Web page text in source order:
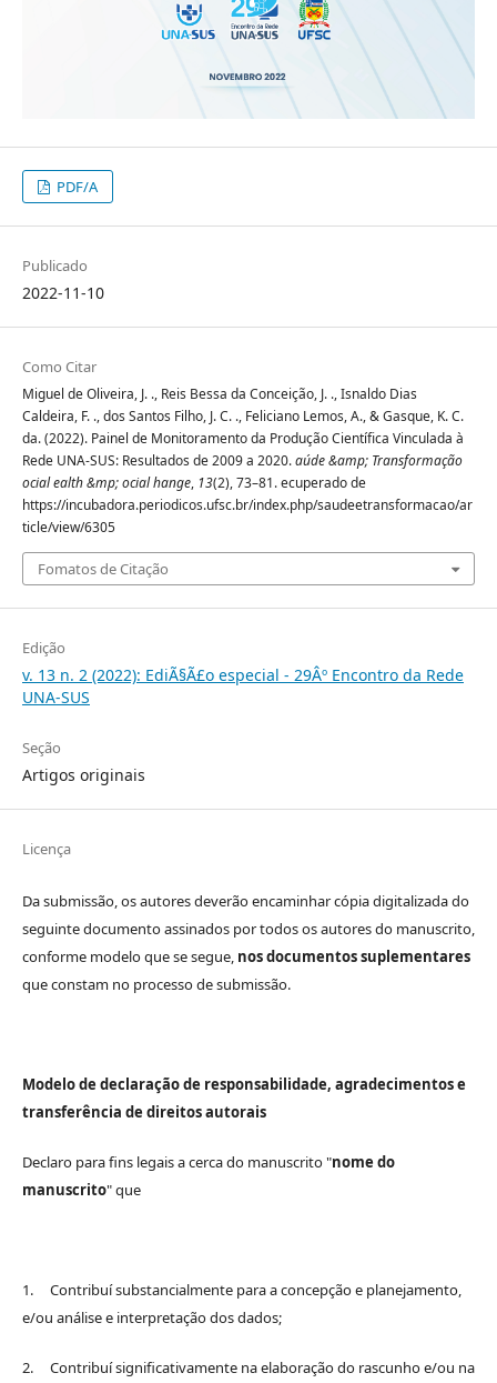
PDF/A
Publicado
2022-11-10
Como Citar
Miguel de Oliveira, J. ., Reis Bessa da Conceição, J. ., Isnaldo Dias
Caldeira, F. ., dos Santos Filho, J. C. ., Feliciano Lemos, A., & Gasque, K. C.
da. (2022). Painel de Monitoramento da Produção Científica Vinculada à
Rede UNA-SUS: Resultados de 2009 a 2020.aúde &amp; Transformação
ocial ealth &mp; ocial hange, 13(2), 73–81. ecuperado de
https://incubadora.periodicos.ufsc.br/index.php/saudeetransformacao/ar
ticle/view/6305
Fomatos de Citação
Edição
v. 13 n. 2 (2022): EdiÃ§Ã£o especial - 29Âº Encontro da Rede
UNA-SUS
Seção
Artigos originais
Licença
Da submissão, os autores deverão encaminhar cópia digitalizada do
seguinte documento assinados por todos os autores do manuscrito,
conforme modelo que se segue, nos documentos suplementares
que constam no processo de submissão.
Modelo de declaração de responsabilidade, agradecimentos e
transferência de direitos autorais
Declaro para fins legais a cerca do manuscrito "nome do
manuscrito" que
1. Contribuí substancialmente para a concepção e planejamento,
e/ou análise e interpretação dos dados;
2. Contribuí significativamente na elaboração do rascunho e/ou na